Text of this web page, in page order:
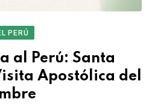
PERÚ
al Perú: Santa
Apostólica del